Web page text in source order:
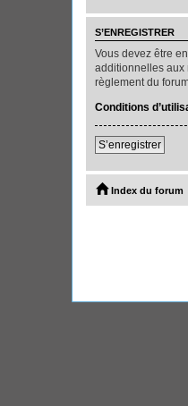
S’ENREGISTRER
Vous devez être
additionnelles aux
règlement du
Conditions
S’enregistrer
Index du forum